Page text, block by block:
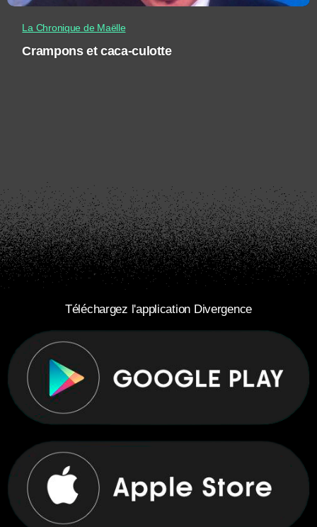
La Chronique de Maëlle
Crampons et caca-culotte
Téléchargez l'application Divergence